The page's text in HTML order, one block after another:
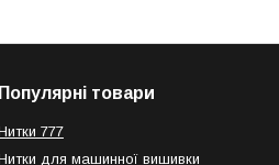
Популярні товари
777
для машинної вишивки